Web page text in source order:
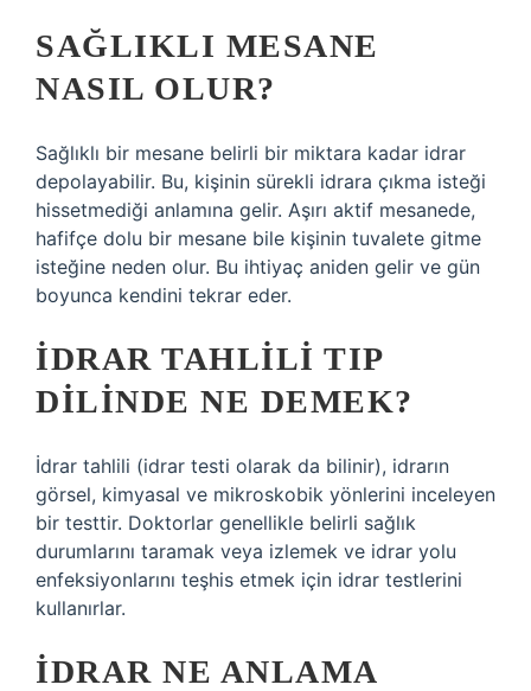
SAĞLIKLI MESANE
NASIL OLUR?
Sağlıklı bir mesane belirli bir miktara kadar idrar
depolayabilir. Bu, kişinin sürekli idrara çıkma isteği
hissetmediği anlamına gelir. Aşırı aktif mesanede,
hafifçe dolu bir mesane bile kişinin tuvalete gitme
isteğine neden olur. Bu ihtiyaç aniden gelir ve gün
boyunca kendini tekrar eder.
İDRAR TAHLILI TIP
DILINDE NE DEMEK?
İdrar tahlili (idrar testi olarak da bilinir), idrarın
görsel, kimyasal ve mikroskobik yönlerini inceleyen
bir testtir. Doktorlar genellikle belirli sağlık
durumlarını taramak veya izlemek ve idrar yolu
enfeksiyonlarını teşhis etmek için idrar testlerini
kullanırlar.
İDRAR NE ANLAMA